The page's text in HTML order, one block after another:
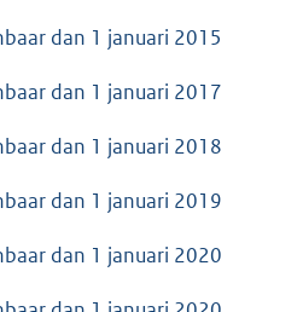
dan 1 januari 2015
dan 1 januari 2017
dan 1 januari 2018
dan 1 januari 2019
dan 1 januari 2020